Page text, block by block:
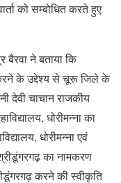
को सम्बोधित करते हुए
बैरवा ने बताया कि
के उद्देश्य से चूरू जिले के
देवी चाचान राजकीय
धोरीमन्ना का
धोरीमन्ना एवं
का नामकरण
करने की स्वीकृति